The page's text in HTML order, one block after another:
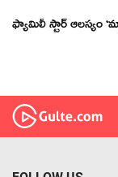
ఫ్యామిలీ స్టార్ ఆలస్యం